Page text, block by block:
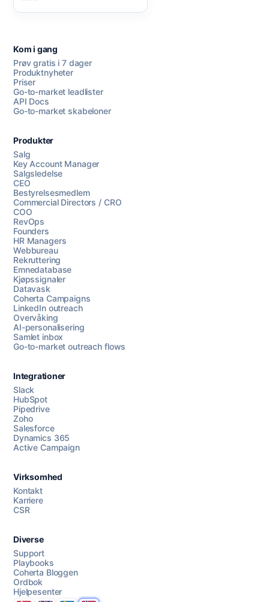
Chat med oss
Kom i gang
Prøv gratis i 7 dager
Produktnyheter
Priser
Go-to-market leadlister
API Docs
Go-to-market skabeloner
Produkter
Salg
Key Account Manager
Salgsledelse
CEO
Bestyrelsesmedlem
Commercial Directors / CRO
COO
RevOps
Founders
HR Managers
Webbureau
Rekruttering
Emnedatabase
Kjøpssignaler
Datavask
Coherta Campaigns
LinkedIn outreach
Overvåking
AI-personalisering
Samlet inbox
Go-to-market outreach flows
Integrationer
Slack
HubSpot
Pipedrive
Zoho
Salesforce
Dynamics 365
Active Campaign
Virksomhed
Kontakt
Karriere
CSR
Diverse
Support
Playbooks
Coherta Bloggen
Ordbok
Hjelpesenter